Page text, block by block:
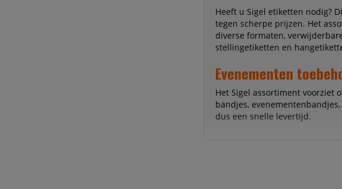
Heeft u Sigel etiketten nodig?
tegen scherpe prijzen. Het
diverse formaten,
stellingetiketten en
Evenementen
Het Sigel assortiment voorziet
bandjes,
dus een snelle levertijd.